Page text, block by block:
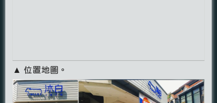
▲ 位置地圖。